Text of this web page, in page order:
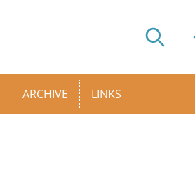
ARCHIVE LINKS